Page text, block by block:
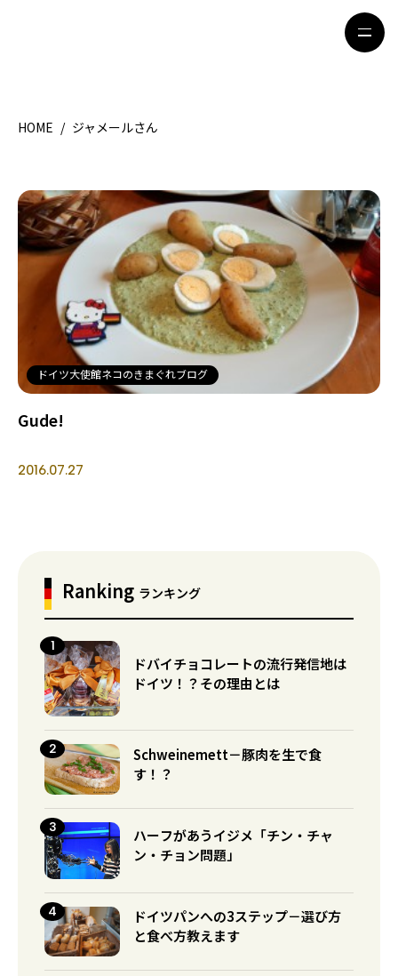
HOME
観光ガイド
留学＆キャリア
ライフスタイル
著者一覧
ライター募集
HOME / ジャメールさん
ドイツ大使館ネコのきまぐれブログ
Gude!
2016.07.27
Ranking ランキング
ドバイチョコレートの流行発信地は
ドイツ！？その理由とは
Schweinemett－豚肉を生で食
す！？
ハーフがあうイジメ「チン・チャ
ン・チョン問題」
ドイツパンへの3ステップ－選び方
と食べ方教えます